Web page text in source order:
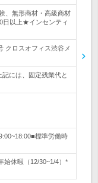
、無形商材・高級商材
日以上★インセンティ
クロスオフィス渋谷メ
には、固定残業代と
標準労働時
始休暇（12/30~1/4）*